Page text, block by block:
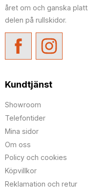
året om och ganska
delen på rullskidor.
Kundtjänst
Showroom
Telefontider
Mina sidor
Om oss
Policy och cookies
Köpvillkor
Reklamation och retur